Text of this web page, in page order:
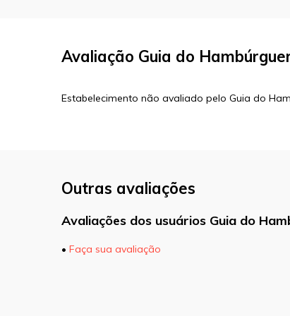
Avaliação Guia do
Estabelecimento não avaliado pelo Guia do
Outras avaliações
Avaliações dos usuários Guia do
• Faça sua avaliação